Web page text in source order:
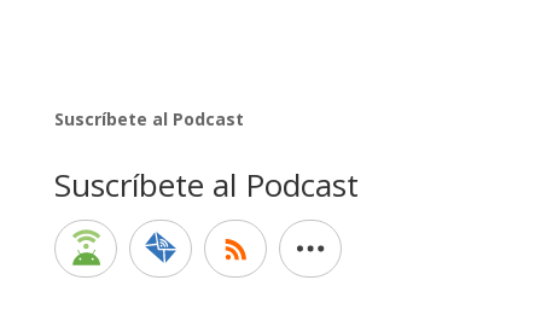
Suscríbete al Podcast
Suscríbete al Podcast